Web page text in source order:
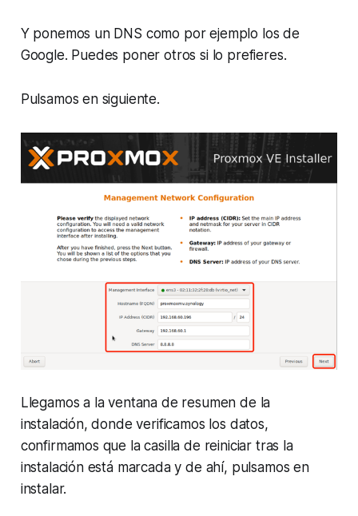
Y ponemos un DNS como por ejemplo los de
Google. Puedes poner otros si lo prefieres.
Pulsamos en siguiente.
Llegamos a la ventana de resumen de la
instalación, donde verificamos los datos,
confirmamos que la casilla de reiniciar tras la
instalación está marcada y de ahí, pulsamos en
instalar.